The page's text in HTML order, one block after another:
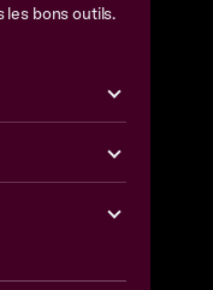
les bons outils.